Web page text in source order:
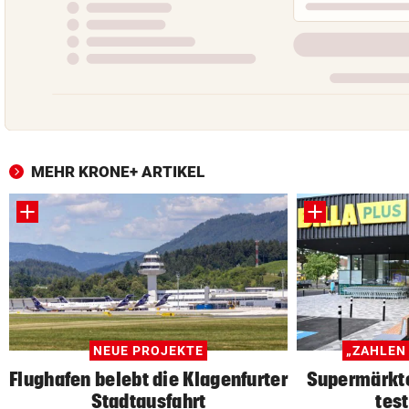
MEHR KRONE+ ARTIKEL
NEUE PROJEKTE
Flughafen belebt die Klagenfurter
Stadtausfahrt
„ZAHLEN